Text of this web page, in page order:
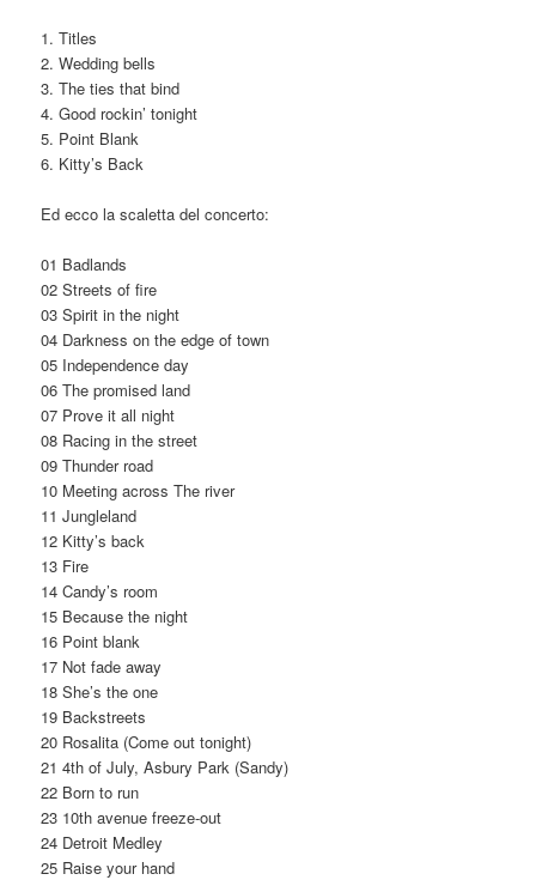
1. Titles
2. Wedding bells
3. The ties that bind
4. Good rockin’ tonight
5. Point Blank
6. Kitty’s Back
Ed ecco la scaletta del concerto:
01 Badlands
02 Streets of fire
03 Spirit in the night
04 Darkness on the edge of town
05 Independence day
06 The promised land
07 Prove it all night
08 Racing in the street
09 Thunder road
10 Meeting across The river
11 Jungleland
12 Kitty’s back
13 Fire
14 Candy’s room
15 Because the night
16 Point blank
17 Not fade away
18 She’s the one
19 Backstreets
20 Rosalita (Come out tonight)
21 4th of July, Asbury Park (Sandy)
22 Born to run
23 10th avenue freeze-out
24 Detroit Medley
25 Raise your hand